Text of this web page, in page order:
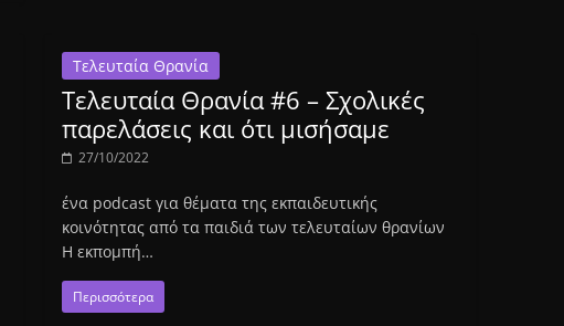
Τελευταία Θρανία
Τελευταία Θρανία #6 – Σχολικές
παρελάσεις και ότι μισήσαμε
27/10/2022
ένα podcast για θέματα της εκπαιδευτικής
κοινότητας από τα παιδιά των τελευταίων θρανίων
Η εκπομπή…
Περισσότερα